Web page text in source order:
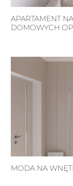
APARTAMENT
DOMOWYCH
MODA NA